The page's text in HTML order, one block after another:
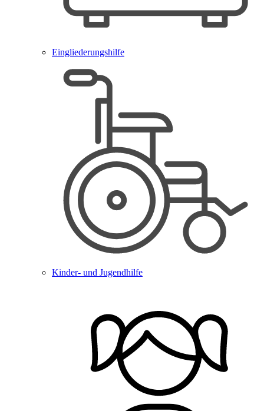
Eingliederungshilfe
Kinder- und Jugendhilfe